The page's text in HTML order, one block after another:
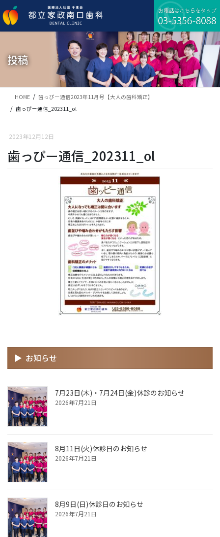
ン
テ
ビ
ゲ
移
投稿
HOME
歯っぴー通信2023年11月号【大人の歯科矯正】
歯っぴー通信_202311_ol
2023年12月12日
歯っぴー通信_202311_ol
お知らせ
7月23日(木)・7月24日(金)休診のお知らせ
2026年7月21日
8月11日(火)休診日のお知らせ
2026年7月21日
8月9日(日)休診日のお知らせ
2026年7月21日